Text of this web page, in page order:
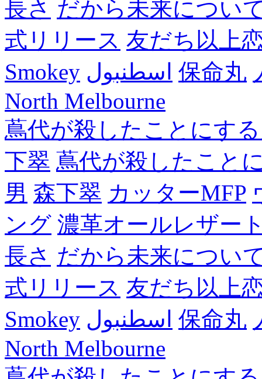
長さ だから未来につい
式リリース 友だち以上
Smokey اسطنبول 保命丸
North Melbourne
蔦代が殺したことにす
下翠 蔦代が殺したこと
男 森下翠 カッターMFP
ング 濃革オールレザー
長さ だから未来につい
式リリース 友だち以上
Smokey اسطنبول 保命丸
North Melbourne